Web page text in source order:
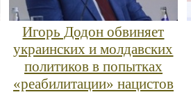
Игорь Додон обвиняет
украинских и молдавских
политиков в попытках
«реабилитации» нацистов